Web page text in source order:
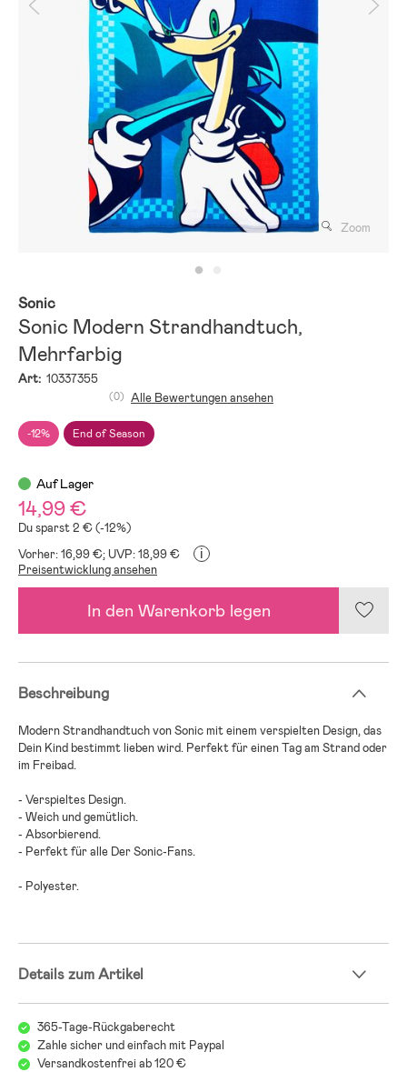
Zoom
Sonic
Sonic Modern Strandhandtuch,
Mehrfarbig
Art: 10337355
-12% End of Season
(0) Alle Bewertungen ansehen
Auf Lager
14,99 €
Du sparst 2 € (-12%)
Vorher: 16,99 €; UVP: 18,99 € i
Preisentwicklung ansehen
In den Warenkorb legen
Beschreibung
Modern Strandhandtuch von Sonic mit einem verspielten Design, das
Dein Kind bestimmt lieben wird. Perfekt für einen Tag am Strand oder
im Freibad.
- Verspieltes Design.
- Weich und gemütlich.
- Absorbierend.
- Perfekt für alle Der Sonic-Fans.
- Polyester.
Details zum Artikel
365-Tage-Rückgaberecht
Zahle sicher und einfach mit Paypal
Versandkostenfrei ab 120 €